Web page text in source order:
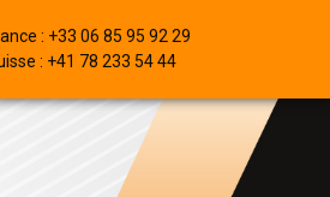
: +33 06 85 95 92 29
: +41 78 233 54 44